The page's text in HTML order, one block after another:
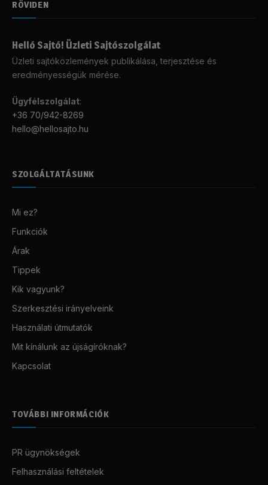
RÖVIDEN
Helló Sajtó! Üzleti Sajtószolgálat
Üzleti sajtóközlemények publikálása, terjesztése és
eredményességük mérése.
Ügyfélszolgálat:
+36 70/942-8269
hello@hellosajto.hu
SZOLGÁLTATÁSUNK
Mi ez?
Funkciók
Árak
Tippek
Kik vagyunk?
Szerkesztési irányelveink
Használati útmutatók
Mit kínálunk az újságíróknak?
Kapcsolat
TOVÁBBI INFORMÁCIÓK
PR ügynökségek
Felhasználási feltételek